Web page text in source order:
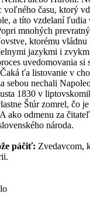
voľného času, ktorý
a títo vzdelaní ľudia
mnohých
ktorému
jazykmi i
uvedomovania si
ťa listovanie v
sebou nechali
1830 v
Štúr zomrel, čo
ako odmenu za
národa.
páčiť: Zvedavcom,